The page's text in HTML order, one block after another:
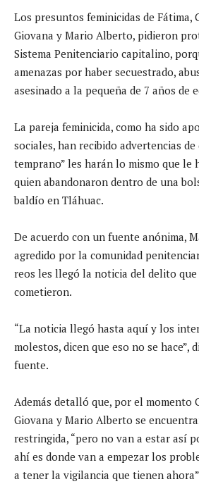
Los presuntos feminicidas de Fátima,
Giovana y Mario Alberto, pidieron
Sistema Penitenciario capitalino,
amenazas por haber secuestrado,
asesinado a la pequeña de 7 años de
La pareja feminicida, como ha sido
sociales, han recibido advertencias de
temprano” les harán lo mismo que le
quien abandonaron dentro de una
baldío en Tláhuac.
De acuerdo con un fuente anónima,
agredido por la comunidad
reos les llegó la noticia del delito que
cometieron.
“La noticia llegó hasta aquí y los
molestos, dicen que eso no se hace”,
fuente.
Además detalló que, por el momento
Giovana y Mario Alberto se
restringida, “pero no van a estar así
ahí es donde van a empezar los
a tener la vigilancia que tienen